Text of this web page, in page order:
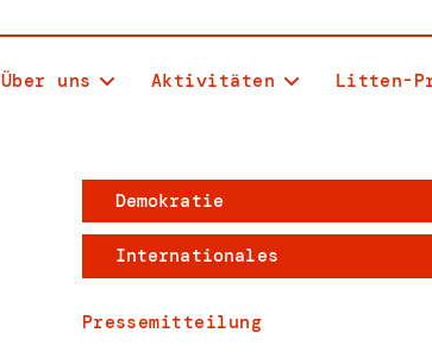
Über uns Aktivitäten Litten-
Demokratie
Internationales
Pressemitteilung